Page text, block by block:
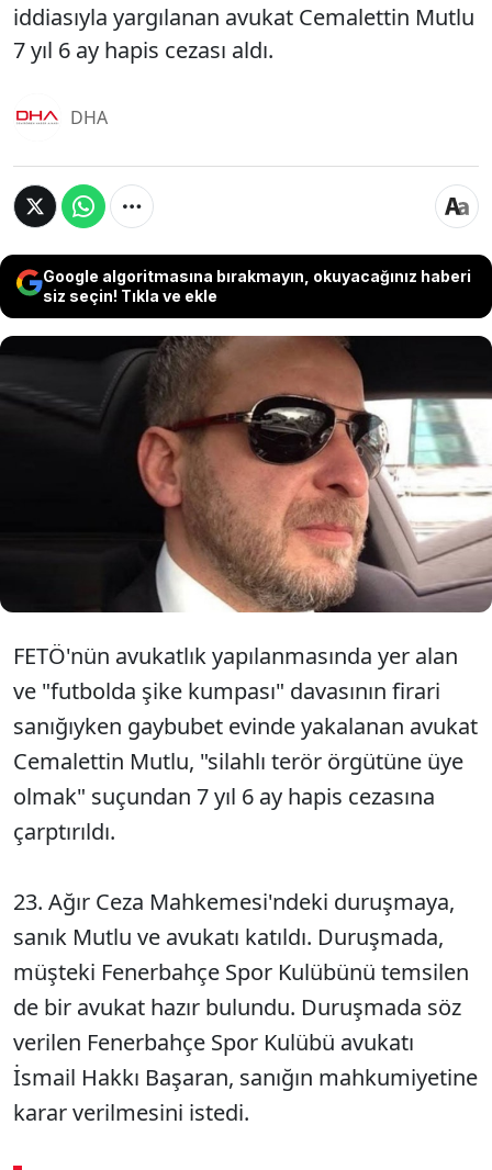
iddiasıyla yargılanan avukat Cemalettin Mutlu
7 yıl 6 ay hapis cezası aldı.
DHA
Google algoritmasına bırakmayın, okuyacağınız haberi
siz seçin! Tıkla ve ekle
FETÖ'nün avukatlık yapılanmasında yer aldığı
ve futbolda şike kumpası davasının firari
sanığıyken gaybubet evinde yakalandığı
iddiasıyla yargılanan avukat Cemalettin Mutlu
7 yıl 6 ay hapis cezası aldı.
FETÖ'nün avukatlık yapılanmasında yer alan
ve "futbolda şike kumpası" davasının firari
sanığıyken gaybubet evinde yakalanan avukat
Cemalettin Mutlu, "silahlı terör örgütüne üye
olmak" suçundan 7 yıl 6 ay hapis cezasına
çarptırıldı.
23. Ağır Ceza Mahkemesi'ndeki duruşmaya,
sanık Mutlu ve avukatı katıldı. Duruşmada,
müşteki Fenerbahçe Spor Kulübünü temsilen
de bir avukat hazır bulundu. Duruşmada söz
verilen Fenerbahçe Spor Kulübü avukatı
İsmail Hakkı Başaran, sanığın mahkumiyetine
karar verilmesini istedi.